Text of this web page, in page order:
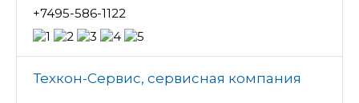
+7495-586-1122
Техкон-Сервис, сервисная компания